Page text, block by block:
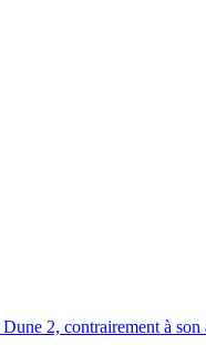
2, contrairement à son